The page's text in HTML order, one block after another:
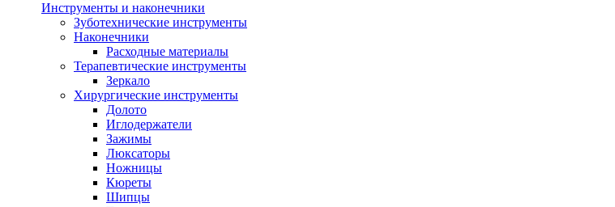
Инструменты и наконечники
Зуботехнические инструменты
Наконечники
Расходные материалы
Терапевтические инструменты
Зеркало
Хирургические инструменты
Долото
Иглодержатели
Зажимы
Люксаторы
Ножницы
Кюреты
Шипцы